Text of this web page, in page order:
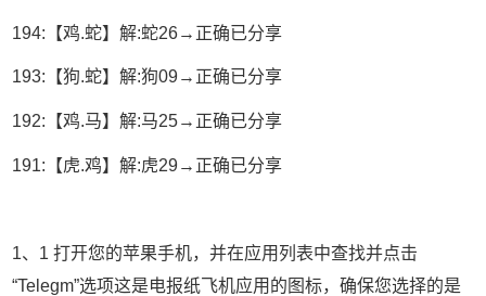
194:【鸡.蛇】解:蛇26→正确已分享
193:【狗.蛇】解:狗09→正确已分享
192:【鸡.马】解:马25→正确已分享
191:【虎.鸡】解:虎29→正确已分享
1、1 打开您的苹果手机，并在应用列表中查找并点击
“Telegm”选项这是电报纸飞机应用的图标，确保您选择的是